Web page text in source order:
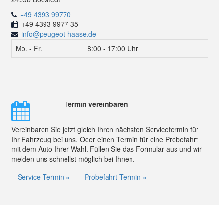
+49 4393 99770
+49 4393 9977 35
info@peugeot-haase.de
Mo. - Fr.
8:00 - 17:00 Uhr
Termin vereinbaren
Vereinbaren Sie jetzt gleich Ihren nächsten Servicetermin für
Ihr Fahrzeug bei uns. Oder einen Termin für eine Probefahrt
mit dem Auto Ihrer Wahl. Füllen Sie das Formular aus und wir
melden uns schnellst möglich bei Ihnen.
Service Termin »
Probefahrt Termin »